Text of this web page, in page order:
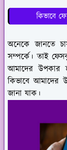
কিভাবে
অনেকে জানতে
সম্পর্কে। তাই
আমাদের উপকার
কিভাবে আমাদের
জানা যাক।